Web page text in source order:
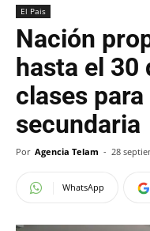
El Pais
Nación
hasta el 30
clases
secundaria
Por Agencia Telam - 28
WhatsApp